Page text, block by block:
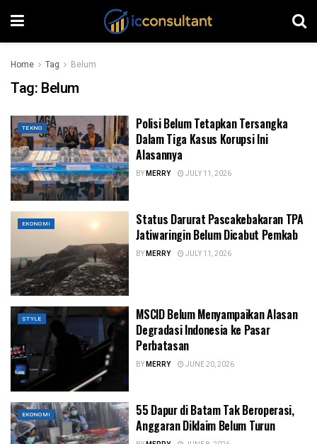
Home Tag Belum
Tag: Belum
TEKNO
Polisi Belum Tetapkan Tersangka
Dalam Tiga Kasus Korupsi Ini
Alasannya
BYMERRY JULY 11, 2026
EKONOMI
Status Darurat Pascakebakaran TPA
Jatiwaringin Belum Dicabut Pemkab
BYMERRY JULY 11, 2026
STYLE
MSCID Belum Menyampaikan Alasan
Degradasi Indonesia ke Pasar
Perbatasan
BYMERRY JUNE 20, 2026
EKONOMI
55 Dapur di Batam Tak Beroperasi,
Anggaran Diklaim Belum Turun